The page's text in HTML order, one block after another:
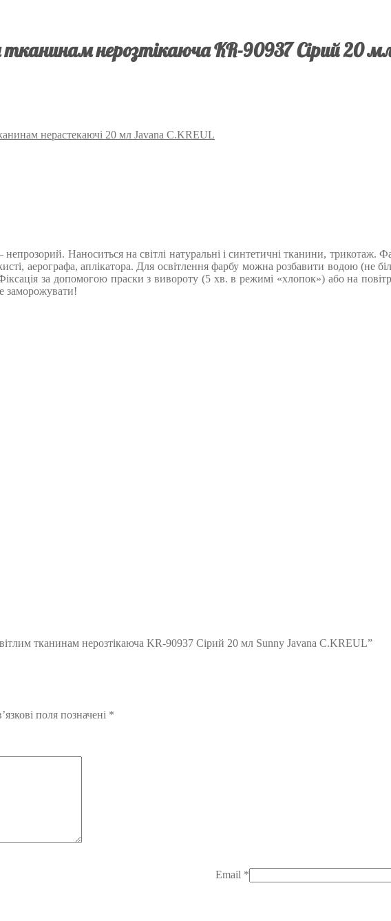
нерозтікаюча KR-90937 Сірий 20
нерастекаючі 20 мл Javana C.KREUL
непрозорий. Наноситься на світлі натуральні і синтетичні тканини,
аерографа, аплікатора. Для освітлення фарбу можна розбавити водою (не
за допомогою праски з вивороту (5 хв. в режимі «хлопок») або на
заморожувати!
тканинам нерозтікаюча KR-90937 Сірий 20 мл Sunny Javana C.KREUL”
поля позначені *
Email *